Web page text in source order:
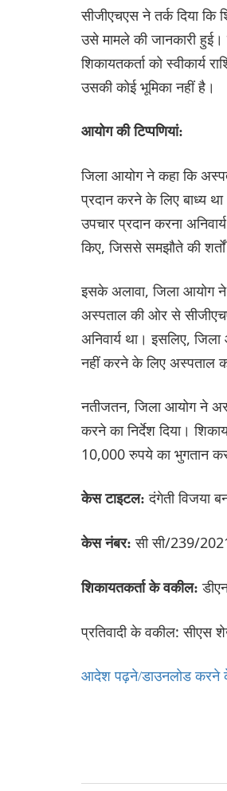
सीजीएचएस ने तर्क दिया कि
उसे मामले की जानकारी
शिकायतकर्ता को स्वीकार्य
उसकी कोई भूमिका नहीं है।
आयोग की टिप्पणियां:
जिला आयोग ने कहा कि
प्रदान करने के लिए बाध्य
उपचार प्रदान करना
किए, जिससे समझौते की
इसके अलावा, जिला आयोग ने
अस्पताल की ओर से
अनिवार्य था। इसलिए,
नहीं करने के लिए अस्पताल
नतीजतन, जिला आयोग ने
करने का निर्देश दिया।
10,000 रुपये का भुगतान
केस टाइटल: दंगेती विजया
केस नंबर: सी सी/239/
शिकायतकर्ता के वकील:
प्रतिवादी के वकील: सीएस
आदेश पढ़ने/डाउनलोड करने